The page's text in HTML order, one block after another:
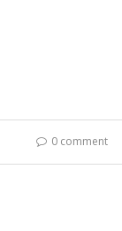
0 comment